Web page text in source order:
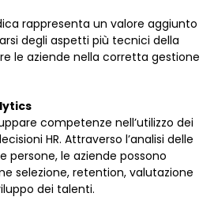
rappresenta un valore aggiunto
degli aspetti più tecnici della
le aziende nella corretta gestione
competenze nell’utilizzo dei
HR. Attraverso l’analisi delle
persone, le aziende possono
selezione, retention, valutazione
dei talenti.